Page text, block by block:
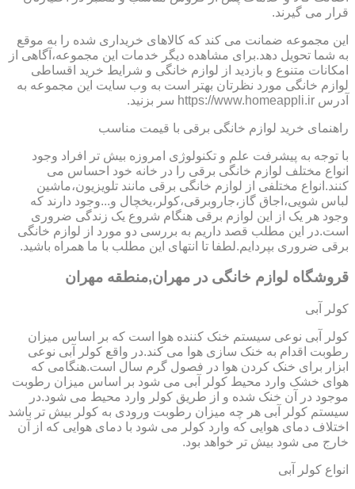
قرار می گیرند.
این مجموعه ضمانت می کند که کالاهای خریداری شده را به موقع
به شما تحویل دهد.برای مشاهده دیگر خدمات این مجموعه،آگاهی از
امکانات متنوع و بازدید از لوازم خانگی و شرایط خرید اقساطی
لوازم خانگی مورد نظرتان بهتر است به وب سایت این مجموعه به
آدرس https://www.homeappli.ir سر بزنید.
راهنمای خرید لوازم خانگی برقی با قیمت مناسب
با توجه به پیشرفت علم و تکنولوژی امروزه بیش تر افراد وجود
انواع مختلف لوازم خانگی برقی را در خانه خود احساس می
کنند.انواع مختلفی از لوازم خانگی برقی مانند تلویزیون،ماشین
لباس شویی،اجاق گاز،جاروبرقی،کولر،یخچال و...وجود دارند که
وجود هر یک از این لوازم برقی هنگام شروع یک زندگی ضروری
است.در این مطلب قصد داریم به بررسی دو مورد از لوازم خانگی
برقی ضروری بپردایم.لطفا تا انتهای این مطلب با ما همراه باشید.
قروشگاه لوازم خانگی در مهران,منطقه مهران
کولر آبی
کولر آبی نوعی سیستم خنک کننده هوا است که بر اساس میزان
رطوبت اقدام به خنک سازی هوا می کند.در واقع کولر آبی نوعی
ابزار برای خنک کردن هوا در فصول گرم سال است.هنگامی که
هوای خشک وارد محیط کولر آبی می شود بر اساس میزان رطوبت
موجود در آن خنک شده و از طریق کولر وارد محیط می شود.در
سیستم کولر آبی هر چه میزان رطوبت ورودی به کولر بیش تر باشد
اختلاف دمای هوایی که وارد کولر می شود با دمای هوایی که از آن
خارج می شود بیش تر خواهد بود.
انواع کولر آبی